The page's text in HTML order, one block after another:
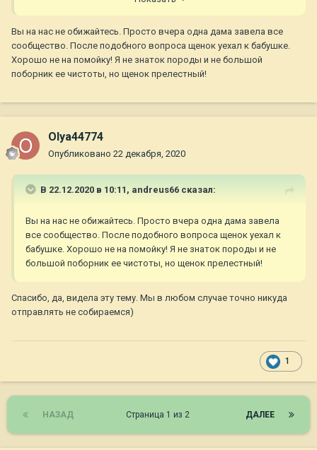
Вы на нас не обижайтесь. Просто вчера одна дама завела все
сообщество. После подобного вопроса щенок уехал к бабушке.
Хорошо не на помойку! Я не знаток породы и не большой
поборник ее чистоты, но щенок прелестный!
Olya44774
Опубликовано 22 декабря, 2020
В 22.12.2020 в 10:11, andreus66 сказал:
Вы на нас не обижайтесь. Просто вчера одна дама завела
все сообщество. После подобного вопроса щенок уехал к
бабушке. Хорошо не на помойку! Я не знаток породы и не
большой поборник ее чистоты, но щенок прелестный!
Спасибо, да, видела эту тему. Мы в любом случае точно никуда
отправлять не собираемся)
1
НАЗАД ДАЛЕЕ
Страница 1 из 2